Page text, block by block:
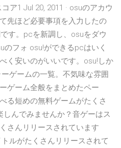
ア1 Jul 20, 2011 · osuのアカウ
先ほど必要事項を入力したの
す。pcを新調し、osuをダウ
のフォ osu!ができるpcはいく
く安いのがいいです。osu!しか
ゲームの一覧。不気味な雰囲
ゲーム全般をまとめたペー
る短めの無料ゲームがたくさ
んでみませんか？音ゲーはス
さんリリースされています
ルがたくさんリリースされて